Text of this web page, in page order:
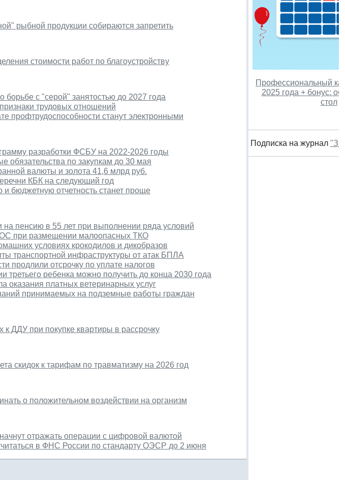
рыбной продукции собираются запретить
стоимости работ по благоустройству
борьбе с "серой" занятостью до 2027 года
трудовых отношений
профтрудоспособности станут электронными
разработки ФСБУ на 2022-2026 годы
обязательства по закупкам до 30 мая
валюты и золота 41,6 млрд руб.
КБК на следующий год
бюджетную отчетность станет проще
пенсию в 55 лет при выполнении ряда условий
при размещении малоопасных ТКО
условиях крокодилов и дикобразов
транспортной инфраструктуры от атак БПЛА
продлили отсрочку по уплате налогов
третьего ребенка можно получить до конца 2030 года
оказания платных ветеринарных услуг
принимаемых на подземные работы граждан
ДДУ при покупке квартиры в рассрочку
скидок к тарифам по травматизму на 2026 год
о положительном воздействии на организм
отражать операции с цифровой валютой
в ФНС России по стандарту ОЭСР до 2 июня
Профессиональный
2025 года + бонус:
стол
Подписка на журнал